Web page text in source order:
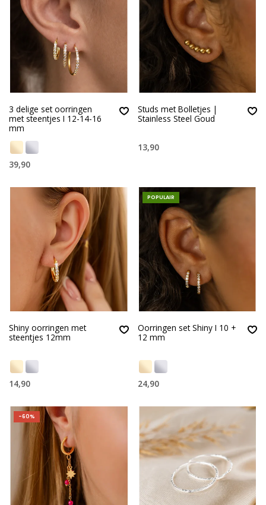
3 delige set oorringen
met steentjes I 12-14-16
mm
39,90
Studs met Bolletjes |
Stainless Steel Goud
13,90
Shiny oorringen met
steentjes 12mm
14,90
POPULAIR
Oorringen set Shiny I 10 +
12 mm
24,90
-60%